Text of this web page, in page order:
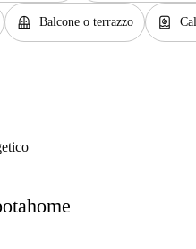
balcony Balcone o terrazzo water_heater